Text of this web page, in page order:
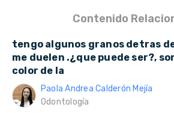
Contenido
tengo algunos granos detras
me duelen .¿que puede ser?,
color de la
Paola Andrea Calderón Mejía
Odontología